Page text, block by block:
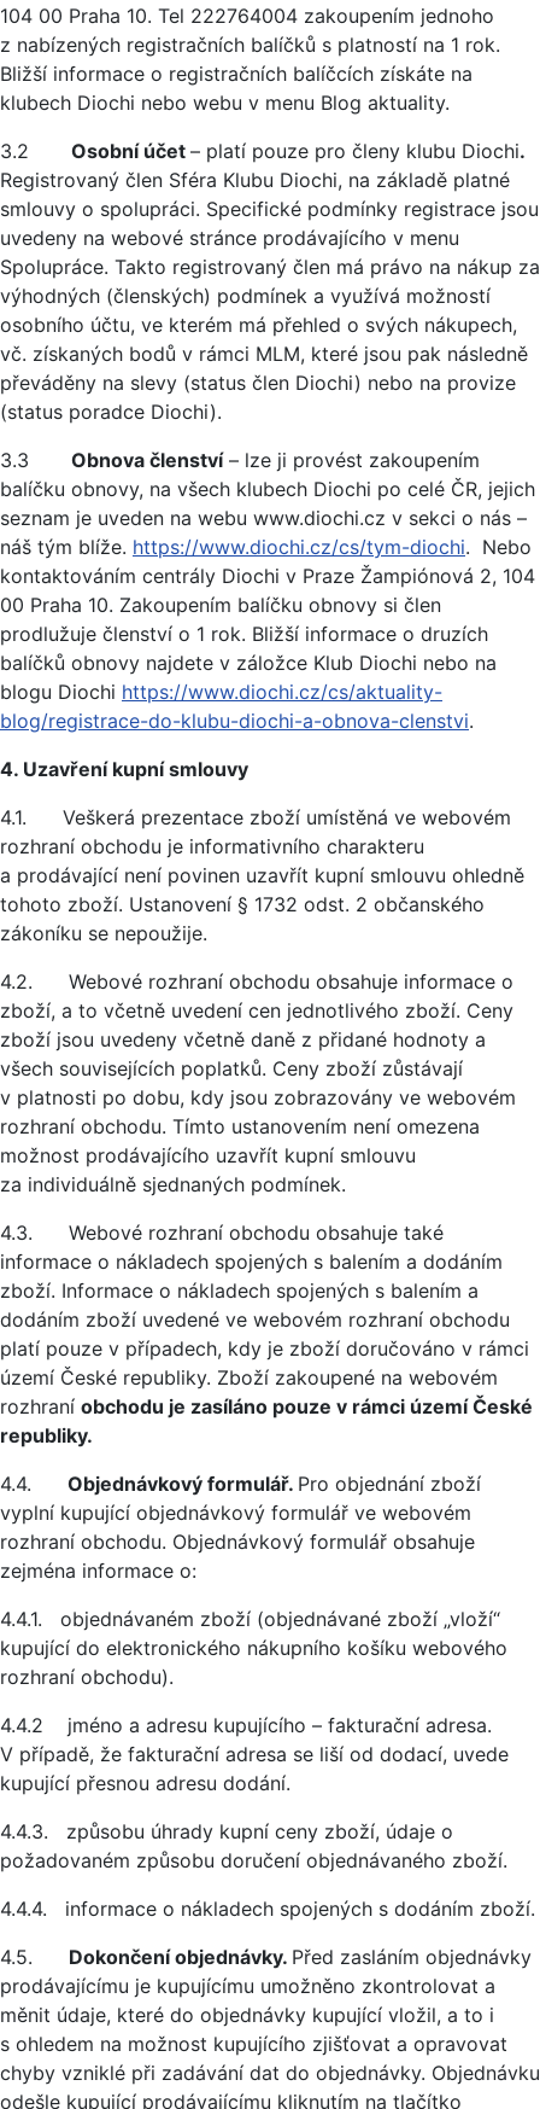
104 00 Praha 10. Tel 222764004 zakoupením jednoho
z nabízených registračních balíčků s platností na 1 rok.
Bližší informace o registračních balíčcích získáte na
klubech Diochi nebo webu v menu Blog aktuality.
3.2 Osobní účet – platí pouze pro členy klubu Diochi.
Registrovaný člen Sféra Klubu Diochi, na základě platné
smlouvy o spolupráci. Specifické podmínky registrace jsou
uvedeny na webové stránce prodávajícího v menu
Spolupráce. Takto registrovaný člen má právo na nákup za
výhodných (členských) podmínek a využívá možností
osobního účtu, ve kterém má přehled o svých nákupech,
vč. získaných bodů v rámci MLM, které jsou pak následně
převáděny na slevy (status člen Diochi) nebo na provize
(status poradce Diochi).
3.3 Obnova členství– lze ji provést zakoupením
balíčku obnovy, na všech klubech Diochi po celé ČR, jejich
seznam je uveden na webu www.diochi.cz v sekci o nás –
náš tým blíže. https://www.diochi.cz/cs/tym-diochi. Nebo
kontaktováním centrály Diochi v Praze Žampiónová 2, 104
00 Praha 10. Zakoupením balíčku obnovy si člen
prodlužuje členství o 1 rok. Bližší informace o druzích
balíčků obnovy najdete v záložce Klub Diochi nebo na
blogu Diochi https://www.diochi.cz/cs/aktuality-
blog/registrace-do-klubu-diochi-a-obnova-clenstvi.
4. Uzavření kupní smlouvy
4.1. Veškerá prezentace zboží umístěná ve webovém
rozhraní obchodu je informativního charakteru
a prodávající není povinen uzavřít kupní smlouvu ohledně
tohoto zboží. Ustanovení § 1732 odst. 2 občanského
zákoníku se nepoužije.
4.2. Webové rozhraní obchodu obsahuje informace o
zboží, a to včetně uvedení cen jednotlivého zboží. Ceny
zboží jsou uvedeny včetně daně z přidané hodnoty a
všech souvisejících poplatků. Ceny zboží zůstávají
v platnosti po dobu, kdy jsou zobrazovány ve webovém
rozhraní obchodu. Tímto ustanovením není omezena
možnost prodávajícího uzavřít kupní smlouvu
za individuálně sjednaných podmínek.
4.3. Webové rozhraní obchodu obsahuje také
informace o nákladech spojených s balením a dodáním
zboží. Informace o nákladech spojených s balením a
dodáním zboží uvedené ve webovém rozhraní obchodu
platí pouze v případech, kdy je zboží doručováno v rámci
území České republiky. Zboží zakoupené na webovém
rozhraní obchodu je zasíláno pouze v rámci území České
republiky.
4.4. Objednávkový formulář. Pro objednání zboží
vyplní kupující objednávkový formulář ve webovém
rozhraní obchodu. Objednávkový formulář obsahuje
zejména informace o:
4.4.1. objednávaném zboží (objednávané zboží „vloží“
kupující do elektronického nákupního košíku webového
rozhraní obchodu).
4.4.2 jméno a adresu kupujícího – fakturační adresa.
V případě, že fakturační adresa se liší od dodací, uvede
kupující přesnou adresu dodání.
4.4.3. způsobu úhrady kupní ceny zboží, údaje o
požadovaném způsobu doručení objednávaného zboží.
4.4.4. informace o nákladech spojených s dodáním zboží.
4.5. Dokončení objednávky. Před zasláním objednávky
prodávajícímu je kupujícímu umožněno zkontrolovat a
měnit údaje, které do objednávky kupující vložil, a to i
s ohledem na možnost kupujícího zjišťovat a opravovat
chyby vzniklé při zadávání dat do objednávky. Objednávku
odešle kupující prodávajícímu kliknutím na tlačítko